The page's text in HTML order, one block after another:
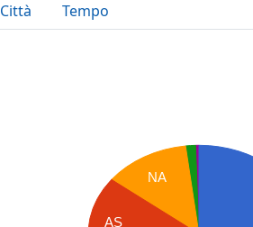
Città
Tempo
NA
AS